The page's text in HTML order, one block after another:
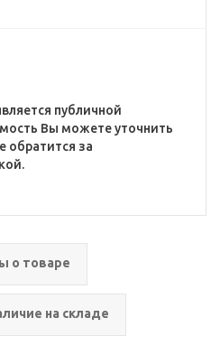
публичной
Вы можете уточнить
обратится за
о товаре
на складе